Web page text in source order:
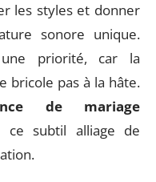
les styles et donner
sonore unique.
priorité, car la
bricole pas à la hâte.
de mariage
subtil alliage de